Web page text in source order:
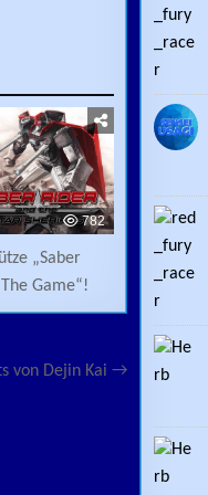
782
„Saber
Game“!
von Dejin Kai →